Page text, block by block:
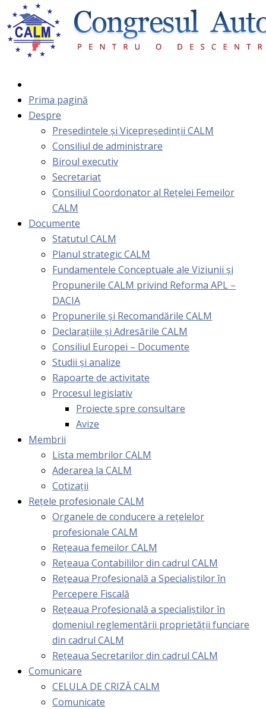
Prima pagină
Despre
Președintele și Vicepreședinții CALM
Consiliul de administrare
Biroul executiv
Secretariat
Consiliul Coordonator al Rețelei Femeilor
CALM
Documente
Statutul CALM
Planul strategic CALM
Fundamentele Conceptuale ale Viziunii și
Propunerile CALM privind Reforma APL –
DACIA
Propunerile și Recomandările CALM
Declarațiile și Adresările CALM
Consiliul Europei – Documente
Studii și analize
Rapoarte de activitate
Procesul legislativ
Proiecte spre consultare
Avize
Membrii
Lista membrilor CALM
Aderarea la CALM
Cotizaţii
Rețele profesionale CALM
Organele de conducere a rețelelor
profesionale CALM
Rețeaua femeilor CALM
Rețeaua Contabililor din cadrul CALM
Rețeaua Profesională a Specialiștilor în
Percepere Fiscală
Reţeaua Profesională a specialiştilor în
domeniul reglementării proprietăţii funciare
din cadrul CALM
Rețeaua Secretarilor din cadrul CALM
Comunicare
CELULA DE CRIZĂ CALM
Comunicate